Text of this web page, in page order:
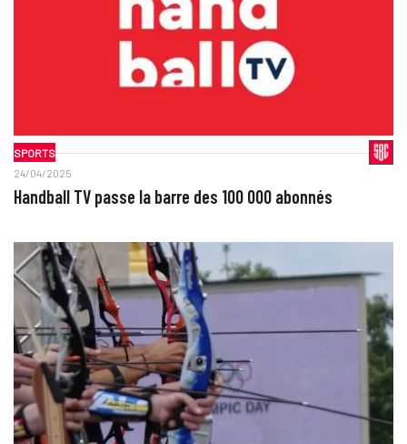
SPORTS
24/04/2025
Handball TV passe la barre des 100 000 abonnés